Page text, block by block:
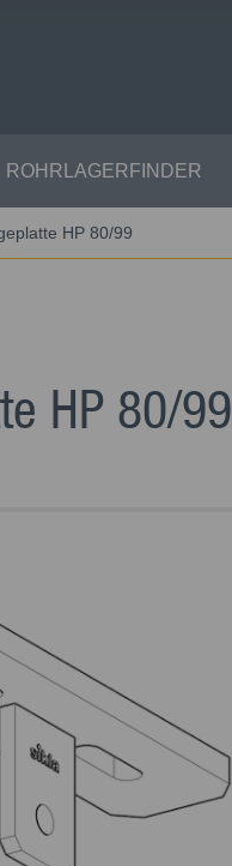
ROHRLAGERFINDER
HP 80/99
HP 80/99